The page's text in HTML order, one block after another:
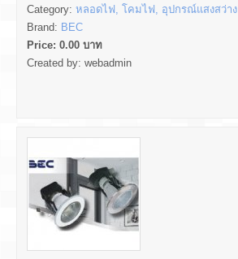
Category: หลอดไฟ, โคมไฟ, อุปกรณ์แสงสว่าง
Brand: BEC
Price: 0.00 บาท
Created by: webadmin